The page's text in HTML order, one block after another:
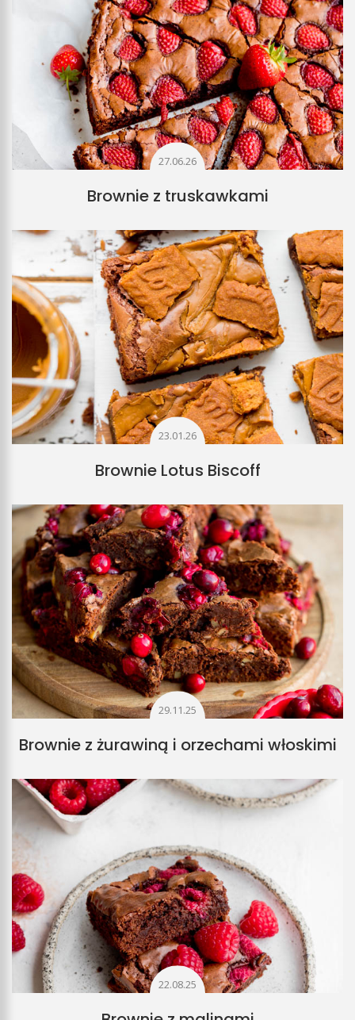
27.06.26
Brownie z truskawkami
23.01.26
Brownie Lotus Biscoff
29.11.25
Brownie z żurawiną i orzechami włoskimi
22.08.25